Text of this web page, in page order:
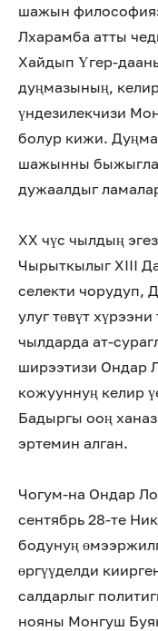
шажын
Лхарамба атты
Хайдып Үгер-
дуңмазының,
үндезилекчизи
болур кижи.
шажынны
дужаалдыг
XX чүс чылдың
Чырыткылыг XIII
селекти чорудуп,
улуг төвүт
чылдарда ат-
ширээтизи Ондар
кожууннуң келир
Бадыргы ооң
эртемин алган.
Чогум-на Ондар
сентябрь 28-те
бодунуң
өргүүделди
салдарлыг
нояны Монгуш